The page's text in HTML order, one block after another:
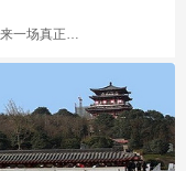
诸事不顺，来抱佛脚，中国最壮观的大佛大盘点~来一场真正的“佛”系之旅，乐山大佛是首选